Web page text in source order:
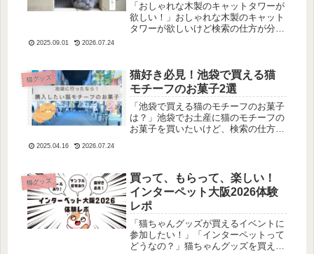
「おしゃれな木製のキャットタワーが
欲しい！」おしゃれな木製のキャット
タワーが欲しいけど検索の仕方が分か
キャットタワー」を探してきたのでご
紹...
2025.09.01 2026.07.24
猫グッズ
猫好き必見！池袋で買える猫
モチーフのお菓子2選
「池袋で買える猫のモチーフのお菓子
は？」池袋でお土産に猫のモチーフの
お菓子を買いたいけど、検索の仕方が
モチーフのお菓子を探してきたのでご
紹...
2025.04.16 2026.07.24
猫グッズ
買って、もらって、楽しい！
インターペット大阪2026体験
レポ
「猫ちゃんグッズが買えるイベントに
参加したい！」「インターペットって
どうなの？」猫ちゃんグッズを買える